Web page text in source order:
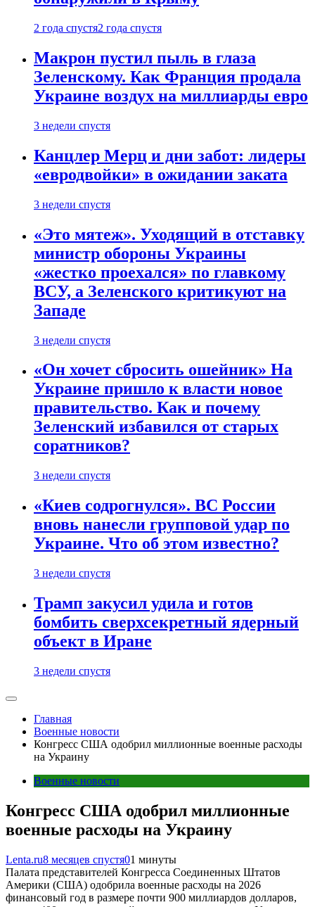
2 года спустя2 года спустя
Макрон пустил пыль в глаза
Зеленскому. Как Франция продала
Украине воздух на миллиарды евро
3 недели спустя
Канцлер Мерц и дни забот: лидеры
«евродвойки» в ожидании заката
3 недели спустя
«Это мятеж». Уходящий в отставку
министр обороны Украины
«жестко проехался» по главкому
ВСУ, а Зеленского критикуют на
Западе
3 недели спустя
«Он хочет сбросить ошейник» На
Украине пришло к власти новое
правительство. Как и почему
Зеленский избавился от старых
соратников?
3 недели спустя
«Киев содрогнулся». ВС России
вновь нанесли групповой удар по
Украине. Что об этом известно?
3 недели спустя
Трамп закусил удила и готов
бомбить сверхсекретный ядерный
объект в Иране
3 недели спустя
Главная
Военные новости
Конгресс США одобрил миллионные военные расходы
на Украину
Военные новости
Конгресс США одобрил миллионные
военные расходы на Украину
Lenta.ru8 месяцев спустя01 минуты
Палата представителей Конгресса Соединенных Штатов
Америки (США) одобрила военные расходы на 2026
финансовый год в размере почти 900 миллиардов долларов,